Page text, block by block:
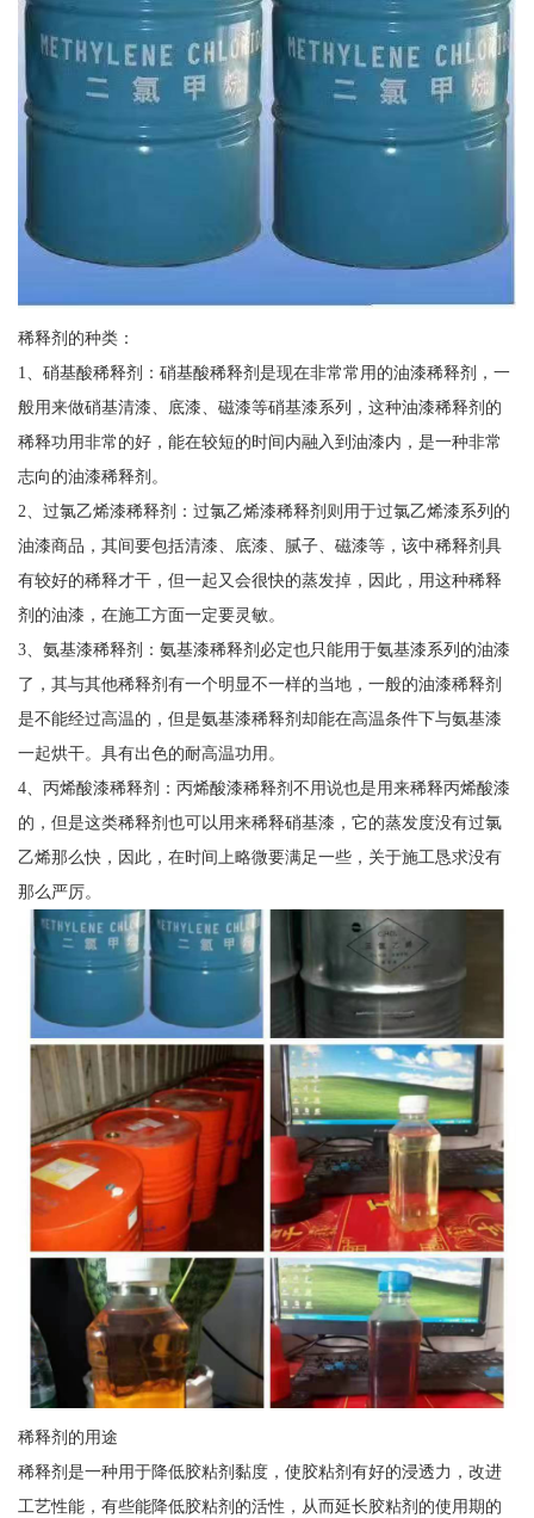
稀释剂的种类：
1、硝基酸稀释剂：硝基酸稀释剂是现在非常常用的油漆稀释剂，一
般用来做硝基清漆、底漆、磁漆等硝基漆系列，这种油漆稀释剂的
稀释功用非常的好，能在较短的时间内融入到油漆内，是一种非常
志向的油漆稀释剂。
2、过氯乙烯漆稀释剂：过氯乙烯漆稀释剂则用于过氯乙烯漆系列的
油漆商品，其间要包括清漆、底漆、腻子、磁漆等，该中稀释剂具
有较好的稀释才干，但一起又会很快的蒸发掉，因此，用这种稀释
剂的油漆，在施工方面一定要灵敏。
3、氨基漆稀释剂：氨基漆稀释剂必定也只能用于氨基漆系列的油漆
了，其与其他稀释剂有一个明显不一样的当地，一般的油漆稀释剂
是不能经过高温的，但是氨基漆稀释剂却能在高温条件下与氨基漆
一起烘干。具有出色的耐高温功用。
4、丙烯酸漆稀释剂：丙烯酸漆稀释剂不用说也是用来稀释丙烯酸漆
的，但是这类稀释剂也可以用来稀释硝基漆，它的蒸发度没有过氯
乙烯那么快，因此，在时间上略微要满足一些，关于施工恳求没有
那么严厉。
稀释剂的用途
稀释剂是一种用于降低胶粘剂黏度，使胶粘剂有好的浸透力，改进
工艺性能，有些能降低胶粘剂的活性，从而延长胶粘剂的使用期的